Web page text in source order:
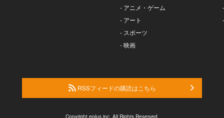
- アニメ・ゲーム
- アート
- スポーツ
- 映画
RSSフィードの購読はこちら
Copyright eplus inc. All Rights Reserved.